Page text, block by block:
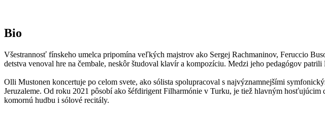
Bio
Všestrannosť fínskeho umelca pripomína veľkých majstrov ako Sergej Rachmaninov, Feruccio
detstva venoval hre na čembale, neskôr študoval klavír a kompozíciu. Medzi jeho pedagógov
Olli Mustonen koncertuje po celom svete, ako sólista spolupracoval s najvýznamnejšími
Jeruzaleme. Od roku 2021 pôsobí ako šéfdirigent Filharmónie v Turku, je tiež hlavným
komornú hudbu i sólové recitály.